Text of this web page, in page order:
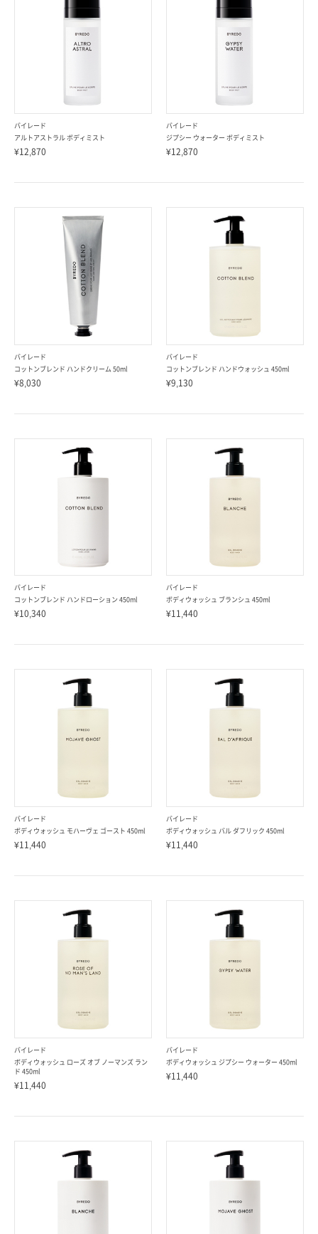
バイレード
アルトアストラル ボディミスト
¥12,870
バイレード
ジプシー ウォーター ボディミスト
¥12,870
バイレード
コットンブレンド ハンドクリーム 50ml
¥8,030
バイレード
コットンブレンド ハンドウォッシュ 450ml
¥9,130
バイレード
コットンブレンド ハンドローション 450ml
¥10,340
バイレード
ボディウォッシュ ブランシュ 450ml
¥11,440
バイレード
ボディウォッシュ モハーヴェ ゴースト 450ml
¥11,440
バイレード
ボディウォッシュ バル ダフリック 450ml
¥11,440
バイレード
ボディウォッシュ ローズ オブ ノーマンズ ラン
ド 450ml
¥11,440
バイレード
ボディウォッシュ ジプシー ウォーター 450ml
¥11,440